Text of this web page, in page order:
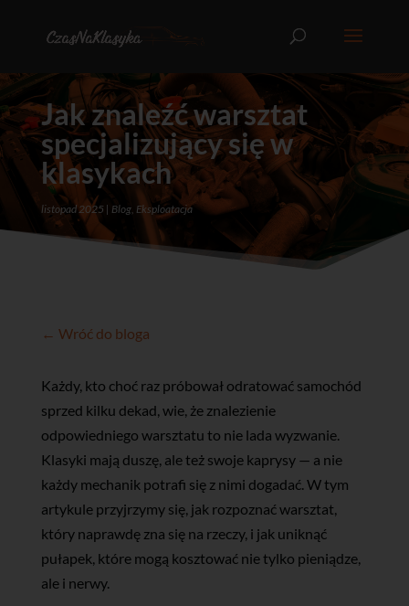
Jak znaleźć warsztat
specjalizujący się w
klasykach
listopad 2025 Blog, Eksploatacja
← Wróć do bloga
Każdy, kto choć raz próbował odratować samochód
sprzed kilku dekad, wie, że znalezienie
odpowiedniego warsztatu to nie lada wyzwanie.
Klasyki mają duszę, ale też swoje kaprysy — a nie
każdy mechanik potrafi się z nimi dogadać. W tym
artykule przyjrzymy się, jak rozpoznać warsztat,
który naprawdę zna się na rzeczy, i jak uniknąć
pułapek, które mogą kosztować nie tylko pieniądze,
ale i nerwy.